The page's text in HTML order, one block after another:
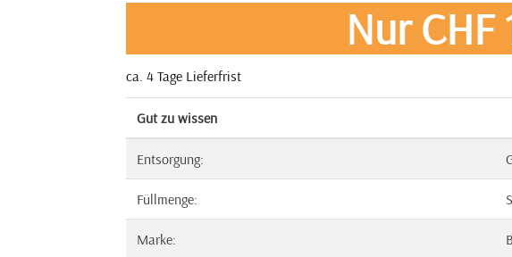
Nur CHF
ca. 4 Tage Lieferfrist
Gut zu wissen
Entsorgung:
Füllmenge:
Marke: